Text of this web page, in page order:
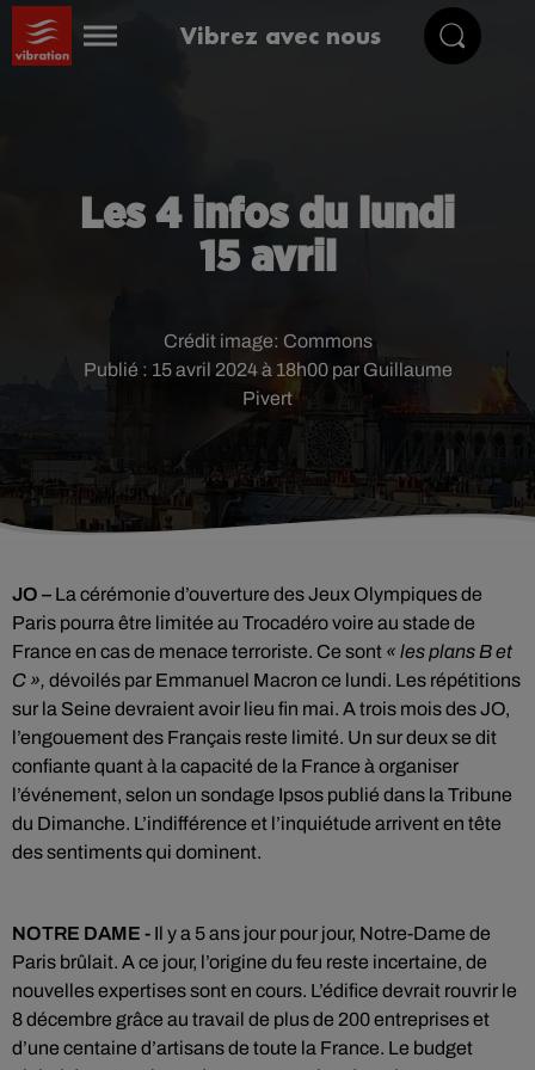
Vibrez avec nous
Les 4 infos du lundi
15 avril
Publié : 15 avril 2024 à 18h00 par Guillaume
Pivert
Crédit image: Commons
JO – La cérémonie d’ouverture des Jeux Olympiques de
Paris pourra être limitée au Trocadéro voire au stade de
France en cas de menace terroriste. Ce sont « les plans B et
C », dévoilés par Emmanuel Macron ce lundi. Les répétitions
sur la Seine devraient avoir lieu fin mai. A trois mois des JO,
l’engouement des Français reste limité. Un sur deux se dit
confiante quant à la capacité de la France à organiser
l’événement, selon un sondage Ipsos publié dans la Tribune
du Dimanche. L’indifférence et l’inquiétude arrivent en tête
des sentiments qui dominent.
NOTRE DAME - Il y a 5 ans jour pour jour, Notre-Dame de
Paris brûlait. A ce jour, l’origine du feu reste incertaine, de
nouvelles expertises sont en cours. L’édifice devrait rouvrir le
8 décembre grâce au travail de plus de 200 entreprises et
d’une centaine d’artisans de toute la France. Le budget